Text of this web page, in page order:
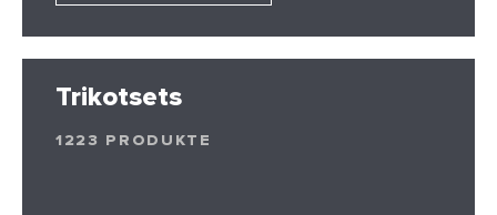
Trikotsets
1223 PRODUKTE